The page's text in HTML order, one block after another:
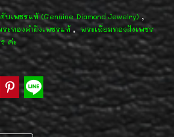
บเพชรแท้ (Genuine Diamond Jewelry) ,
ะทองคำฝังเพชรแท้ , พระเลี่ยมทองฝังเพชร
ค่ะ